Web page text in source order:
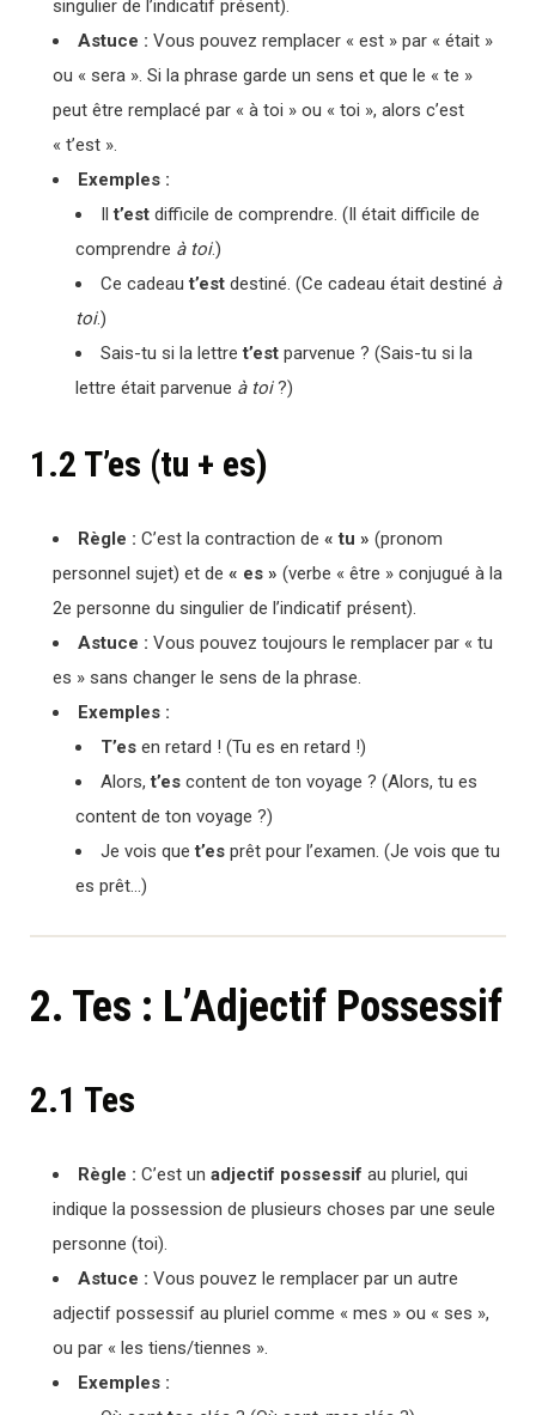
singulier de l’indicatif présent).
Astuce : Vous pouvez remplacer « est » par « était »
ou « sera ». Si la phrase garde un sens et que le « te »
peut être remplacé par « à toi » ou « toi », alors c’est
« t’est ».
Exemples :
Ilt’estdifficile de comprendre. (Il était difficile de
comprendre à toi.)
Ce cadeaut’estdestiné. (Ce cadeau était destiné à
toi.)
Sais-tu si la lettret’estparvenue ? (Sais-tu si la
lettre était parvenue à toi?)
1.2 T’es (tu + es)
Règle : C’est la contraction de « tu » (pronom
personnel sujet) et de « es » (verbe « être » conjugué à la
2e personne du singulier de l’indicatif présent).
Astuce : Vous pouvez toujours le remplacer par « tu
es » sans changer le sens de la phrase.
Exemples :
T’esen retard ! (Tu es en retard !)
Alors,t’escontent de ton voyage ? (Alors, tu es
content de ton voyage ?)
Je vois quet’esprêt pour l’examen. (Je vois que tu
es prêt…)
2. Tes : L’Adjectif Possessif
2.1 Tes
Règle : C’est un adjectif possessif au pluriel, qui
indique la possession de plusieurs choses par une seule
personne (toi).
Astuce : Vous pouvez le remplacer par un autre
adjectif possessif au pluriel comme « mes » ou « ses »,
ou par « les tiens/tiennes ».
Exemples :